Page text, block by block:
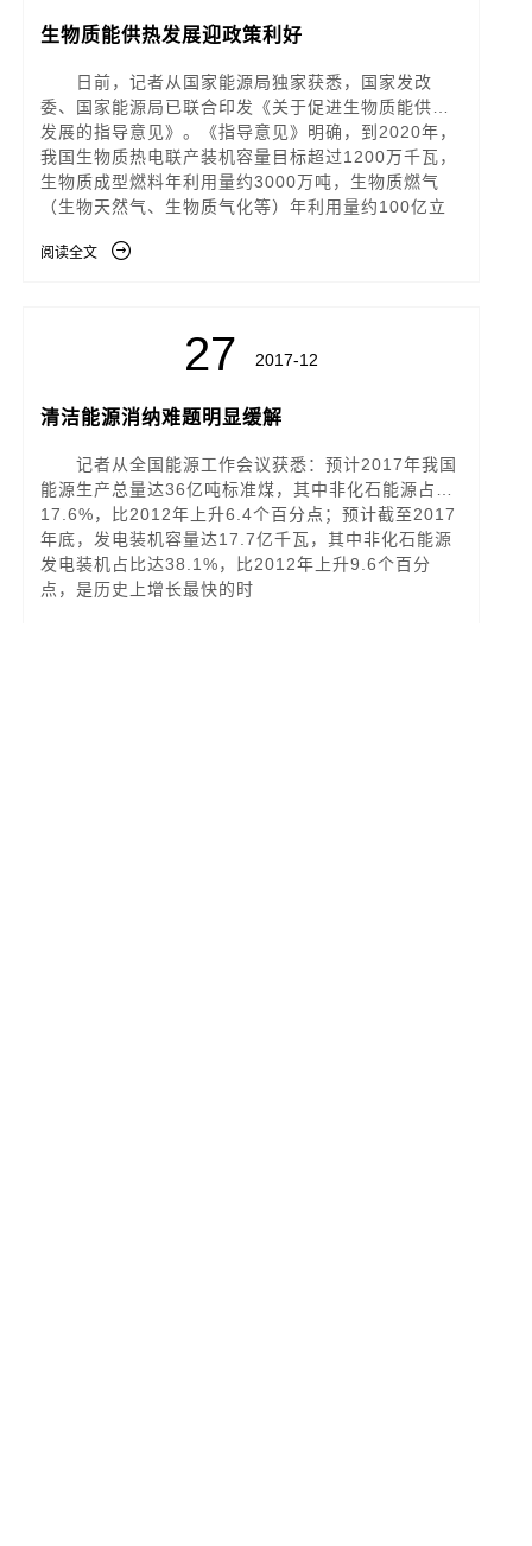
生物质能供热发展迎政策利好
日前，记者从国家能源局独家获悉，国家发改
委、国家能源局已联合印发《关于促进生物质能供热
发展的指导意见》。《指导意见》明确，到2020年，
我国生物质热电联产装机容量目标超过1200万千瓦，
生物质成型燃料年利用量约3000万吨，生物质燃气
（生物天然气、生物质气化等）年利用量约100亿立
阅读全文
27 2017-12
清洁能源消纳难题明显缓解
记者从全国能源工作会议获悉：预计2017年我国
能源生产总量达36亿吨标准煤，其中非化石能源占比
17.6%，比2012年上升6.4个百分点；预计截至2017
年底，发电装机容量达17.7亿千瓦，其中非化石能源
发电装机占比达38.1%，比2012年上升9.6个百分
点，是历史上增长最快的时